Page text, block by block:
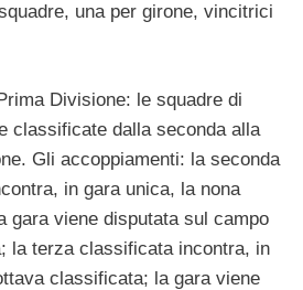
una per girone, vincitrici
Divisione: le squadre di
classificate dalla seconda alla
Gli accoppiamenti: la seconda
in gara unica, la nona
gara viene disputata sul campo
la terza classificata incontra, in
classificata; la gara viene